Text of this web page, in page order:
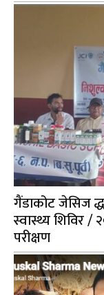
गैंडाकोट जेसिज
स्वास्थ्य शिविर /
परीक्षण